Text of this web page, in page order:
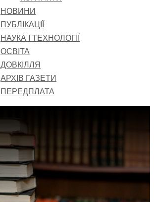
НОВИНИ
ПУБЛІКАЦІЇ
НАУКА І ТЕХНОЛОГІЇ
ОСВІТА
ДОВКІЛЛЯ
АРХІВ ГАЗЕТИ
ПЕРЕДПЛАТА